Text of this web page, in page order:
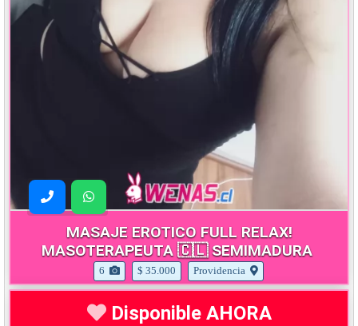
MASAJE EROTICO FULL RELAX!
MASOTERAPEUTA 🇨🇱 SEMIMADURA
6 $ 35.000 Providencia
Disponible AHORA